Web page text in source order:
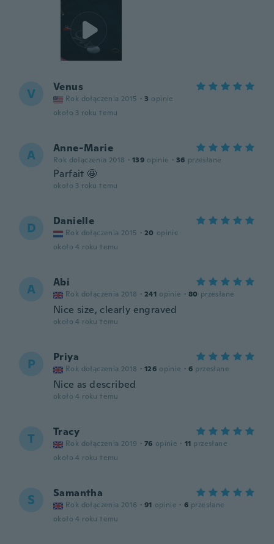
V Venus
Rok dołączenia 2015 · 3 opinie
około 3 roku temu
A Anne-Marie
Rok dołączenia 2018 · 139 opinie · 36 przesłane
Parfait 🤩
około 3 roku temu
D Danielle
Rok dołączenia 2015 · 20 opinie
około 4 roku temu
A Abi
Rok dołączenia 2018 · 241 opinie · 80 przesłane
Nice size, clearly engraved
około 4 roku temu
P Priya
Rok dołączenia 2018 · 126 opinie · 6 przesłane
Nice as described
około 4 roku temu
T Tracy
Rok dołączenia 2019 · 76 opinie · 11 przesłane
około 4 roku temu
S Samantha
Rok dołączenia 2016 · 91 opinie · 6 przesłane
około 4 roku temu